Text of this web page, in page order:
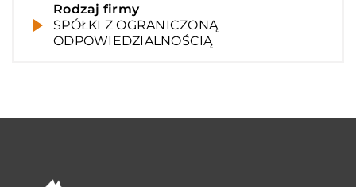
Rodzaj firmy
SPÓŁKI Z OGRANICZONĄ
ODPOWIEDZIALNOŚCIĄ